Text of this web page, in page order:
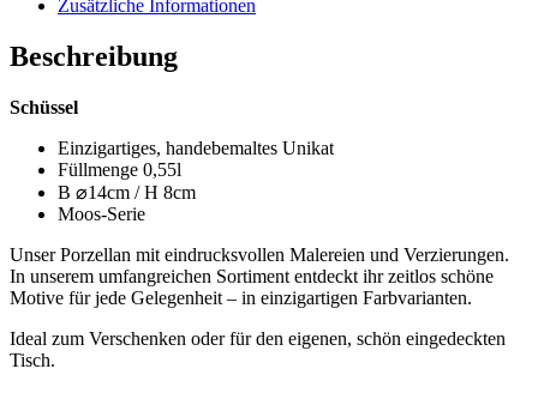
Zusätzliche Informationen
Beschreibung
Schüssel
Einzigartiges, handebemaltes Unikat
Füllmenge 0,55l
B ⌀14cm / H 8cm
Moos-Serie
Unser Porzellan mit eindrucksvollen Malereien und Verzierungen.
In unserem umfangreichen Sortiment entdeckt ihr zeitlos schöne
Motive für jede Gelegenheit – in einzigartigen Farbvarianten.
Ideal zum Verschenken oder für den eigenen, schön eingedeckten
Tisch.